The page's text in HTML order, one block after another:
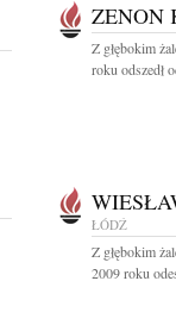
ZENON
Z głębokim
roku odszedł
ŁÓDŹ
Z głębokim
2009 roku